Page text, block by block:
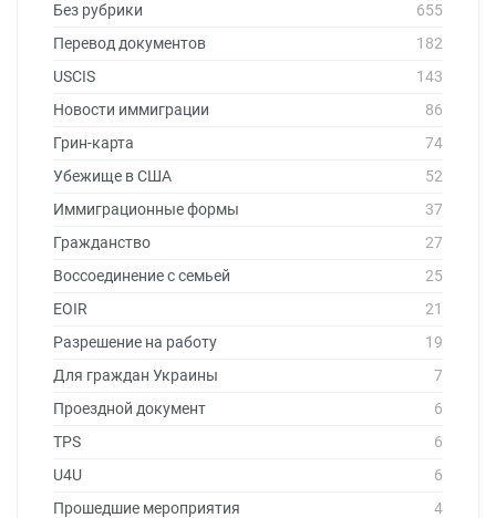
Без рубрики
655
Перевод документов
182
USCIS
143
Новости иммиграции
86
Грин-карта
74
Убежище в США
52
Иммиграционные формы
37
Гражданство
27
Воссоединение с семьей
25
EOIR
21
Разрешение на работу
19
Для граждан Украины
7
Проездной документ
6
TPS
6
U4U
6
Прошедшие мероприятия
4